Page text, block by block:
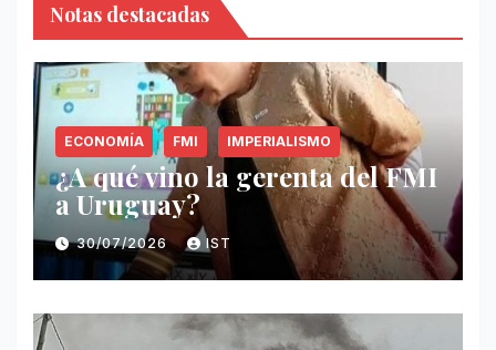
Notas destacadas
ECONOMÍA FMI IMPERIALISMO
¿A qué vino la gerenta del FMI
a Uruguay?
30/07/2026 IST